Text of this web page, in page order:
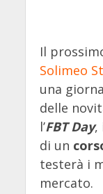
Il
Solimeo
una
delle
l’FBT Day,
di un
testerà i
mercato.